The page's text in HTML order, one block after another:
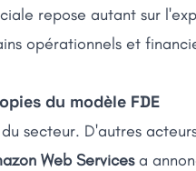
repose autant sur
opérationnels et
du modèle FDE
secteur. D'autres
Web Servicesa